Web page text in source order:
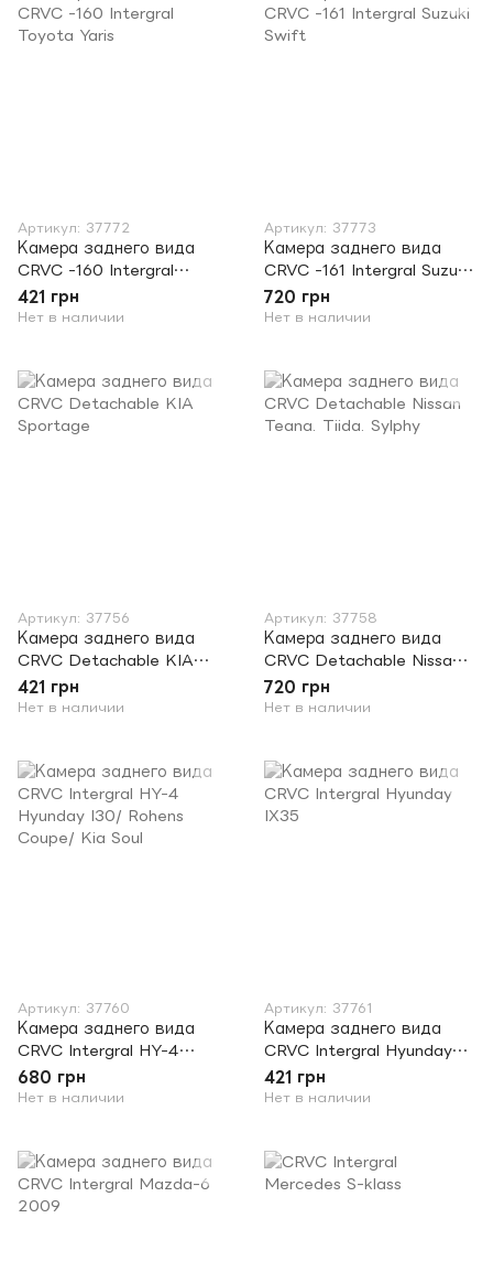
Артикул: 37772
Камера заднего вида
CRVC -160 Intergral
Toyota Yaris
421 грн
Нет в наличии
Артикул: 37773
Камера заднего вида
CRVC -161 Intergral Suzuki
Swift
720 грн
Нет в наличии
Артикул: 37756
Камера заднего вида
CRVC Detachable KIA
Sportage
421 грн
Нет в наличии
Артикул: 37758
Камера заднего вида
CRVC Detachable Nissan
Teana. Tiida. Sylphy
720 грн
Нет в наличии
Артикул: 37760
Камера заднего вида
CRVC Intergral HY-4
Hyunday I30/ Rohens
Coupe/ Kia Soul
680 грн
Нет в наличии
Артикул: 37761
Камера заднего вида
CRVC Intergral Hyunday
IX35
421 грн
Нет в наличии